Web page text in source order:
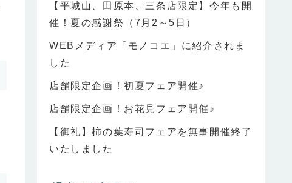
【平城山、田原本、三条店限定】今年も開
催！夏の感謝祭（7月2～5日）
WEBメディア「モノコエ」に紹介されま
した
店舗限定企画！初夏フェア開催♪
店舗限定企画！お花見フェア開催♪
【御礼】柿の葉寿司フェアを無事開催終了
いたしました